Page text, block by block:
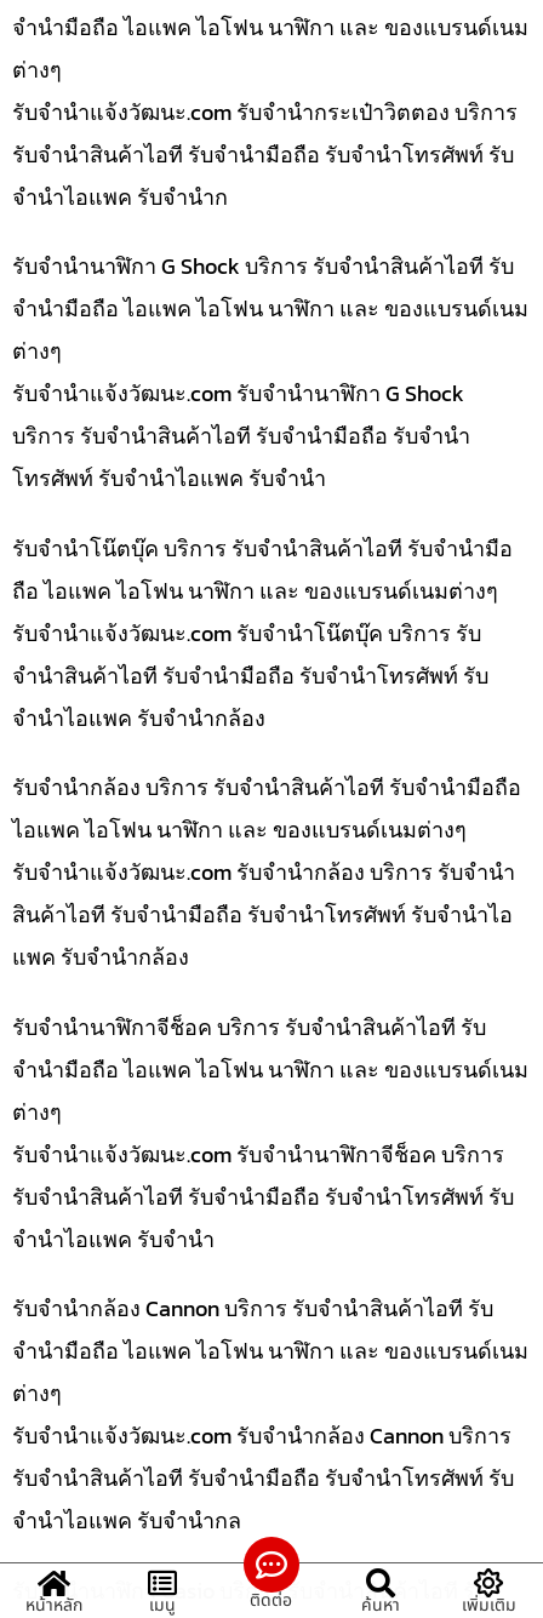
จำนำมือถือ ไอแพค ไอโฟน นาฬิกา และ ของแบรนด์เนม
ต่างๆ
รับจํานําแจ้งวัฒนะ.com รับจำนำกระเป๋าวิตตอง บริการ
รับจำนำสินค้าไอที รับจำนำมือถือ รับจำนำโทรศัพท์ รับ
จำนำไอแพค รับจำนำก
รับจำนำนาฬิกา G Shock บริการ รับจำนำสินค้าไอที รับ
จำนำมือถือ ไอแพค ไอโฟน นาฬิกา และ ของแบรนด์เนม
ต่างๆ
รับจํานําแจ้งวัฒนะ.com รับจำนำนาฬิกา G Shock
บริการ รับจำนำสินค้าไอที รับจำนำมือถือ รับจำนำ
โทรศัพท์ รับจำนำไอแพค รับจำนำ
รับจำนำโน๊ตบุ๊ค บริการ รับจำนำสินค้าไอที รับจำนำมือ
ถือ ไอแพค ไอโฟน นาฬิกา และ ของแบรนด์เนมต่างๆ
รับจํานําแจ้งวัฒนะ.com รับจำนำโน๊ตบุ๊ค บริการ รับ
จำนำสินค้าไอที รับจำนำมือถือ รับจำนำโทรศัพท์ รับ
จำนำไอแพค รับจำนำกล้อง
รับจำนำกล้อง บริการ รับจำนำสินค้าไอที รับจำนำมือถือ
ไอแพค ไอโฟน นาฬิกา และ ของแบรนด์เนมต่างๆ
รับจํานําแจ้งวัฒนะ.com รับจำนำกล้อง บริการ รับจำนำ
สินค้าไอที รับจำนำมือถือ รับจำนำโทรศัพท์ รับจำนำไอ
แพค รับจำนำกล้อง
รับจำนำนาฬิกาจีช็อค บริการ รับจำนำสินค้าไอที รับ
จำนำมือถือ ไอแพค ไอโฟน นาฬิกา และ ของแบรนด์เนม
ต่างๆ
รับจํานําแจ้งวัฒนะ.com รับจำนำนาฬิกาจีช็อค บริการ
รับจำนำสินค้าไอที รับจำนำมือถือ รับจำนำโทรศัพท์ รับ
จำนำไอแพค รับจำนำ
รับจำนำกล้อง Cannon บริการ รับจำนำสินค้าไอที รับ
จำนำมือถือ ไอแพค ไอโฟน นาฬิกา และ ของแบรนด์เนม
ต่างๆ
รับจํานําแจ้งวัฒนะ.com รับจำนำกล้อง Cannon บริการ
รับจำนำสินค้าไอที รับจำนำมือถือ รับจำนำโทรศัพท์ รับ
จำนำไอแพค รับจำนำกล
รับจำนำนาฬิกา Casio บริการ รับจำนำสินค้าไอที รับ
หน้าหลัก เมนู ติดต่อ ค้นหา เพิ่มเติม